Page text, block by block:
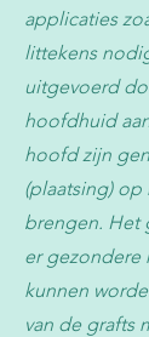
applicaties
littekens
uitgevoerd
hoofdhuid
hoofd zijn
(plaatsing)
brengen. Het
er gezondere
kunnen
van de grafts